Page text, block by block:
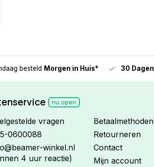
besteld Morgen in Huis* 30 Dagen
nu open
vragen
0600088
winkel.nl
4 uur reactie)
Betaalmethoden
Retourneren
Contact
Mijn account